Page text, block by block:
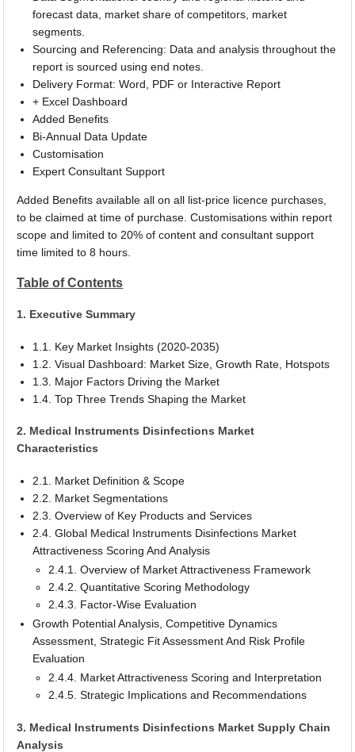
forecast data, market share of competitors, market
segments.
Sourcing and Referencing: Data and analysis throughout the
report is sourced using end notes.
Delivery Format: Word, PDF or Interactive Report
+ Excel Dashboard
Added Benefits
Bi-Annual Data Update
Customisation
Expert Consultant Support
Added Benefits available all on all list-price licence purchases,
to be claimed at time of purchase. Customisations within report
scope and limited to 20% of content and consultant support
time limited to 8 hours.
Table of Contents
1. Executive Summary
1.1. Key Market Insights (2020-2035)
1.2. Visual Dashboard: Market Size, Growth Rate, Hotspots
1.3. Major Factors Driving the Market
1.4. Top Three Trends Shaping the Market
2. Medical Instruments Disinfections Market
Characteristics
2.1. Market Definition & Scope
2.2. Market Segmentations
2.3. Overview of Key Products and Services
2.4. Global Medical Instruments Disinfections Market
Attractiveness Scoring And Analysis
2.4.1. Overview of Market Attractiveness Framework
2.4.2. Quantitative Scoring Methodology
2.4.3. Factor-Wise Evaluation
Growth Potential Analysis, Competitive Dynamics
Assessment, Strategic Fit Assessment And Risk Profile
Evaluation
2.4.4. Market Attractiveness Scoring and Interpretation
2.4.5. Strategic Implications and Recommendations
3. Medical Instruments Disinfections Market Supply Chain
Analysis